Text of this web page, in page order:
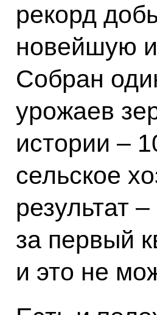
рекорд
новейшую
Собран
урожаев
истории –
сельское
результат
за первый
и это не